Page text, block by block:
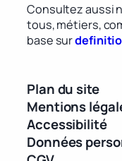
Consultez aussi
tous, métiers,
base sur
Plan du site
Mentions
Accessibilité
Données